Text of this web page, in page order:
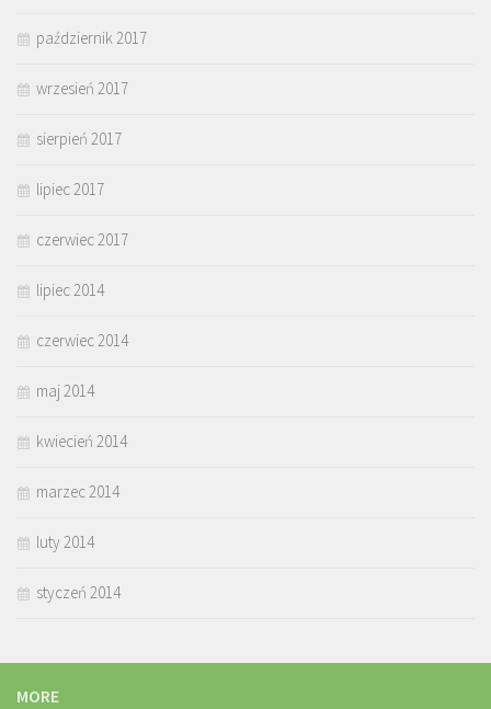
październik 2017
wrzesień 2017
sierpień 2017
lipiec 2017
czerwiec 2017
lipiec 2014
czerwiec 2014
maj 2014
kwiecień 2014
marzec 2014
luty 2014
styczeń 2014
MORE